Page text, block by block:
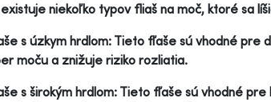
niekoľko typov fliaš na moč, ktoré sa
s úzkym hrdlom: Tieto fľaše sú vhodné
moču a znižuje riziko rozliatia.
s širokým hrdlom: Tieto fľaše sú vhodné